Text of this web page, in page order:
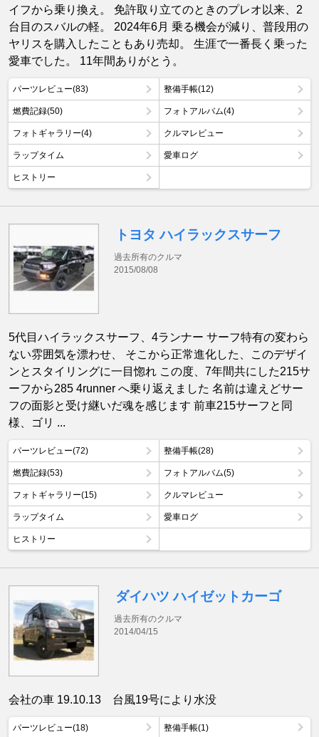
イフから乗り換え。 免許取り立てのときのプレオ以来、2
台目のスバルの軽。 2024年6月 乗る機会が減り、普段用の
ヤリスを購入したこともあり売却。 生涯で一番長く乗った
愛車でした。 11年間ありがとう。
パーツレビュー(83) 整備手帳(12)
燃費記録(50) フォトアルバム(4)
フォトギャラリー(4) クルマレビュー
ラップタイム 愛車ログ
ヒストリー
トヨタ ハイラックスサーフ
過去所有のクルマ
2015/08/08
5代目ハイラックスサーフ、4ランナー サーフ特有の変わら
ない雰囲気を漂わせ、 そこから正常進化した、このデザイ
ンとスタイリングに一目惚れ この度、7年間共にした215サ
ーフから285 4runner へ乗り返えました 名前は違えどサー
フの面影と受け継いだ魂を感じます 前車215サーフと同
様、ゴリ ...
パーツレビュー(72) 整備手帳(28)
燃費記録(53) フォトアルバム(5)
フォトギャラリー(15) クルマレビュー
ラップタイム 愛車ログ
ヒストリー
ダイハツ ハイゼットカーゴ
過去所有のクルマ
2014/04/15
会社の車 19.10.13 台風19号により水没
パーツレビュー(18) 整備手帳(1)